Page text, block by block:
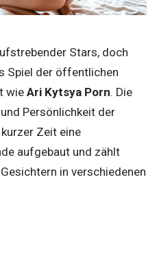
Stars, doch
Spiel der öffentlichen
wie Ari Kytsya Porn. Die
Persönlichkeit der
Zeit eine
aufgebaut und zählt
in verschiedenen